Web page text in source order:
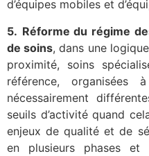
d’équipes mobiles et
5. Réforme du régime
de soins, dans une
proximité, soins
référence, organisées
nécessairement
seuils d’activité quand
enjeux de qualité et de
en plusieurs phases